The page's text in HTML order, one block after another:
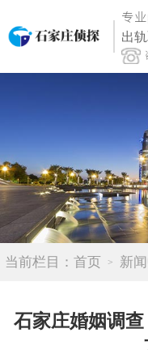
专
出
当前栏目： 首页 新
石家庄婚姻调